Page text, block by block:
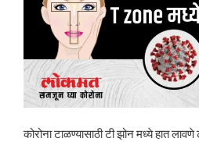
कोरोना टाळण्यासाठी टी झोन मध्ये हात लावणे